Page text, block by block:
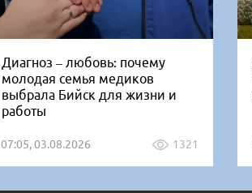
Диагноз – любовь: почему
молодая семья медиков
выбрала Бийск для жизни и
работы
07:05, 03.08.2026 1321